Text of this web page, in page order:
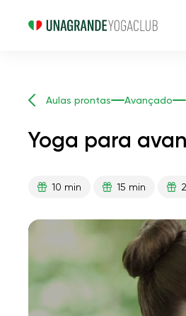
Aulas prontas Avançado
Yoga para
10 min 15 min